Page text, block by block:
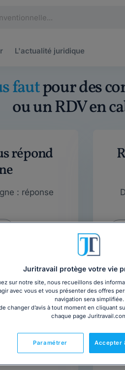
L'actualité juridique
fautpour des
ou un RDV en
répond
: réponse
un avocat
Juritravail protège votre vie
sur notre site, nous recueillons des
avec vous et vous présenter des offres
navigation sera simplifiée.
changer d’avis à tout moment en cliquant
chaque page
Accepter
Paramétrer